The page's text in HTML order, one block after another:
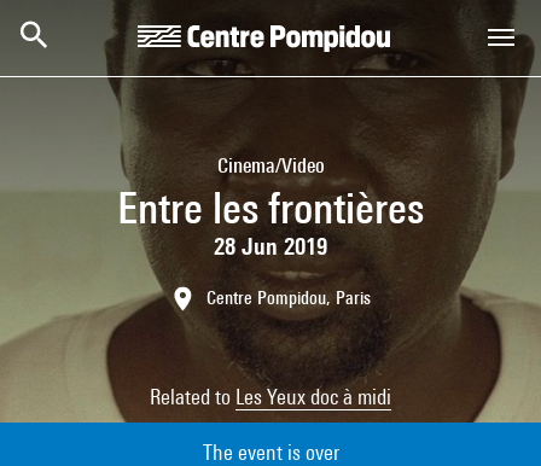
Centre Pompidou
Cinema/Video
Entre les frontières
28 Jun 2019
Centre Pompidou, Paris
Related to Les Yeux doc à midi
The event is over